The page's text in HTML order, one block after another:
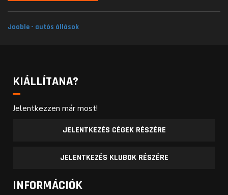
Jooble - autós állások
KIÁLLÍTANA?
Jelentkezzen már most!
JELENTKEZÉS CÉGEK RÉSZÉRE
JELENTKEZÉS KLUBOK RÉSZÉRE
INFORMÁCIÓK